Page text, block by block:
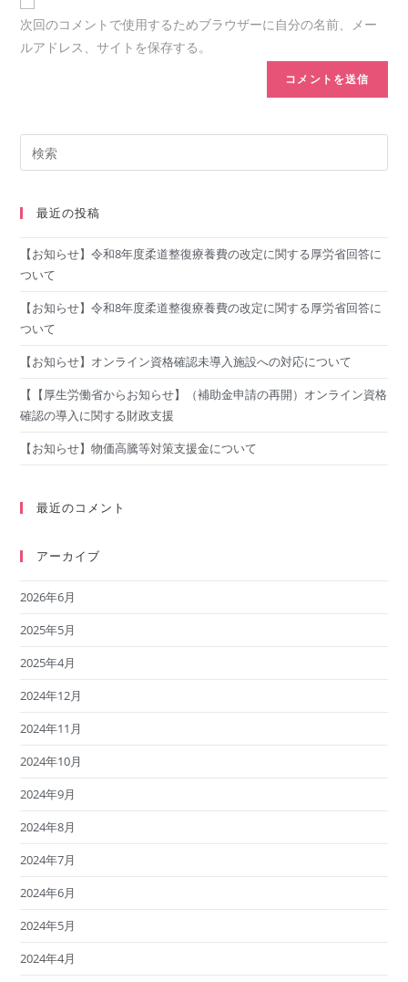
次回のコメントで使用するためブラウザーに自分の名前、メー
ルアドレス、サイトを保存する。
最近の投稿
【お知らせ】令和8年度柔道整復療養費の改定に関する厚労省回答に
ついて
【お知らせ】令和8年度柔道整復療養費の改定に関する厚労省回答に
ついて
【お知らせ】オンライン資格確認未導入施設への対応について
【【厚生労働省からお知らせ】（補助金申請の再開）オンライン資格
確認の導入に関する財政支援
【お知らせ】物価高騰等対策支援金について
最近のコメント
アーカイブ
2026年6月
2025年5月
2025年4月
2024年12月
2024年11月
2024年10月
2024年9月
2024年8月
2024年7月
2024年6月
2024年5月
2024年4月